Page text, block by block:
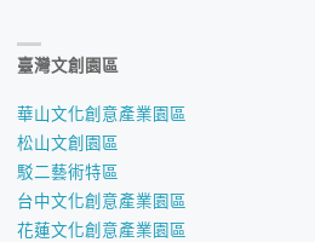
臺灣文創園區
華山文化創意產業園區
松山文創園區
駁二藝術特區
台中文化創意產業園區
花蓮文化創意產業園區